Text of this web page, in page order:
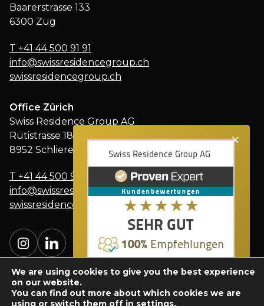
×
Baarerstrasse 133
6300 Zug
T +41 44 500 91 91
info@swissresidencegroup.ch
swissresidencegroup.ch
Office Zürich
Swiss Residence Group AG
Rütistrasse 18
8952 Schlieren
T +41 44 500 91 91
info@swissresidencegroup.ch
swissresidencegroup.ch
We are using cookies to give you the best experience
on our website.
You can find out more about which cookies we are
using or switch them off in settings.